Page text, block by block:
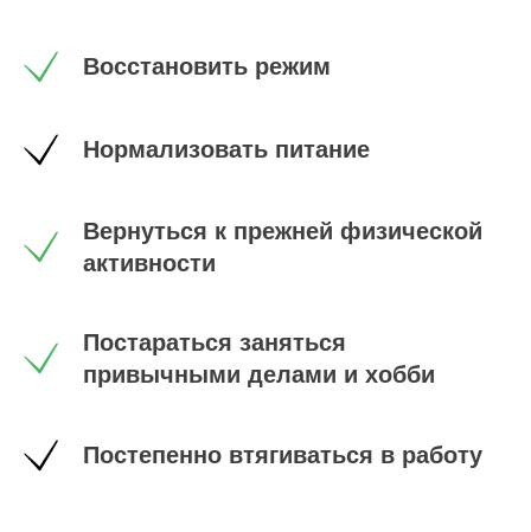
Восстановить режим
Нормализовать питание
Вернуться к прежней физической
активности
Постараться заняться
привычными делами и хобби
Постепенно втягиваться в работу